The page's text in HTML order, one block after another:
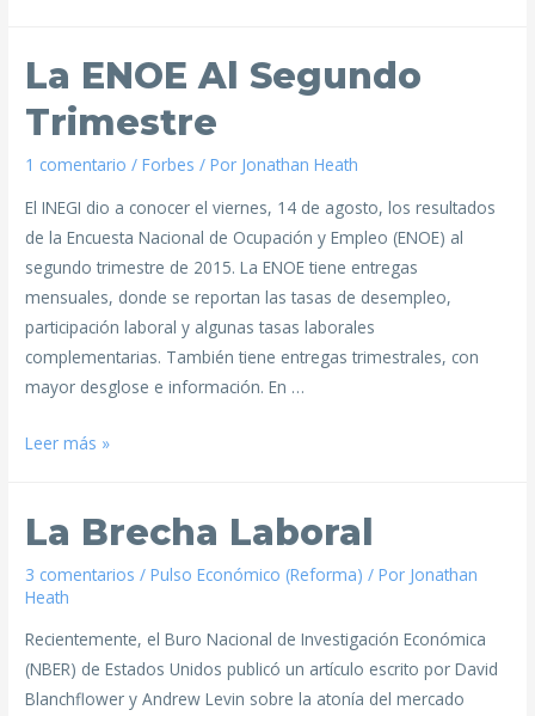
La ENOE Al Segundo
Trimestre
1 comentario /Forbes / Por Jonathan Heath
El INEGI dio a conocer el viernes, 14 de agosto, los resultados
de la Encuesta Nacional de Ocupación y Empleo (ENOE) al
segundo trimestre de 2015. La ENOE tiene entregas
mensuales, donde se reportan las tasas de desempleo,
participación laboral y algunas tasas laborales
complementarias. También tiene entregas trimestrales, con
mayor desglose e información. En …
Leer más »
La Brecha Laboral
3 comentarios /Pulso Económico (Reforma) / Por Jonathan
Heath
Recientemente, el Buro Nacional de Investigación Económica
(NBER) de Estados Unidos publicó un artículo escrito por David
Blanchflower y Andrew Levin sobre la atonía del mercado